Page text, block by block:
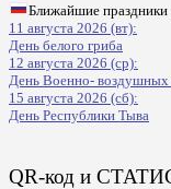
Ближайшие праздники
11 августа 2026 (вт):
День белого гриба
12 августа 2026 (ср):
День Военно- воздушных
15 августа 2026 (сб):
День Республики Тыва
QR-код и